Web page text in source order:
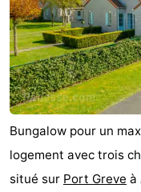
Bungalow pour un
logement avec trois
situé sur Port Greve à